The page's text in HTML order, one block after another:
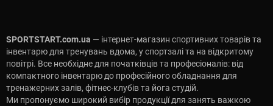
SPORTSTART.com.ua — інтернет-магазин спортивних товарів та
інвентарю для тренувань вдома, у спортзалі та на відкритому
повітрі. Все необхідне для початківців та професіоналів: від
компактного інвентарю до професійного обладнання для
тренажерних залів, фітнес-клубів та йога студій.
Ми пропонуємо широкий вибір продукції для занять важкою